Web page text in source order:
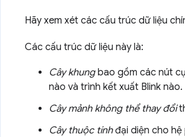
Hãy xem xét các cấu trúc dữ liệu
Các cấu trúc dữ liệu này là:
Cây khungbao gồm các nút
nào và trình kết xuất Blink nào.
Cây mảnh không thể thay đổi
Cây thuộc tínhđại diện cho hệ